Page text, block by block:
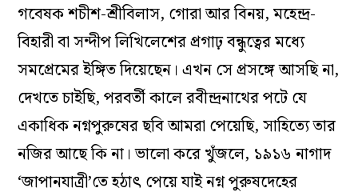
গবেষক শচীশ-শ্রীবিলাস, গোরা আর বিনয়, মহেন্দ্র-
বিহারী বা সন্দীপ লিখিলেশের প্রগাঢ় বন্ধুত্বের মধ্যে
সমপ্রেমের ইঙ্গিত দিয়েছেন। এখন সে প্রসঙ্গে আসছি না,
দেখতে চাইছি, পরবর্তী কালে রবীন্দ্রনাথের পটে যে
একাধিক নগ্নপুরুষের ছবি আমরা পেয়েছি, সাহিত্যে তার
নজির আছে কি না। ভালো করে খুঁজলে, ১৯১৬ নাগাদ
‘জাপানযাত্রী’তে হঠাৎ পেয়ে যাই নগ্ন পুরুষদেহের